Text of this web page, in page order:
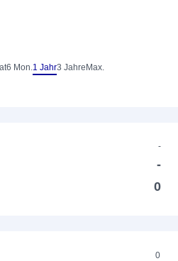
6 Mon.1 Jahr3 Jahre Max.
-
-
0
0